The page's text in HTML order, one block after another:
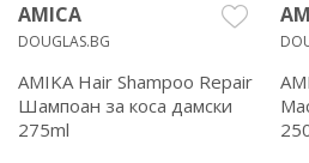
AMICA
DOUGLAS.BG
AMIKA Hair Shampoo Repair
Шампоан за коса дамски
275ml